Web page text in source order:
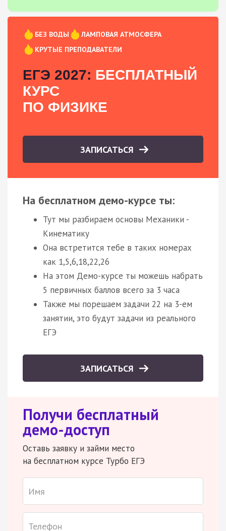
БЕЗ ВОДЫ
ЛАМПОВАЯ АТМОСФЕРА
КРУТЫЕ ПРЕПОДАВАТЕЛИ
ЕГЭ 2027: БЕСПЛАТНЫЙ
КУРС
ПО ФИЗИКЕ
ЗАПИСАТЬСЯ
На бесплатном демо-курсе ты:
Тут мы разбираем основы Механики -
Кинематику
Она встретится тебе в таких номерах
как 1,5,6,18,22,26
На этом Демо-курсе ты можешь набрать
5 первичных баллов всего за 3 часа
Также мы порешаем задачи 22 на 3-ем
занятии, это будут задачи из реального
ЕГЭ
ЗАПИСАТЬСЯ
Получи бесплатный
демо-доступ
Оставь заявку и займи место
на бесплатном курсе Турбо ЕГЭ